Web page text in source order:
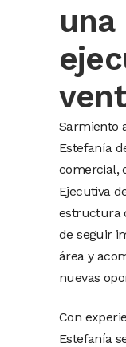
una
Sarmiento
Estefanía
comercial,
Ejecutiva
estructura
de seguir
área y
nuevas
Con
Estefanía